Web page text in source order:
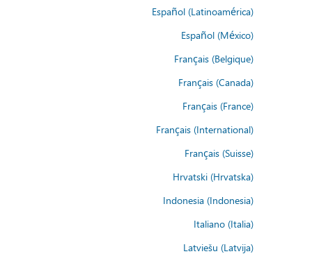
Español (Latinoamérica)
Español (México)
Français (Belgique)
Français (Canada)
Français (France)
Français (International)
Français (Suisse)
Hrvatski (Hrvatska)
Indonesia (Indonesia)
Italiano (Italia)
Latviešu (Latvija)